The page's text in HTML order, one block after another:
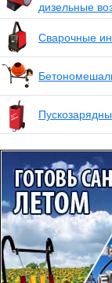
дизельные
Сварочные